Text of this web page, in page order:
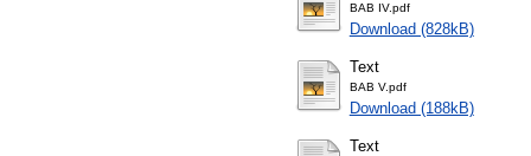
BAB IV.pdf
Download (828kB)
Text
BAB V.pdf
Download (188kB)
Text